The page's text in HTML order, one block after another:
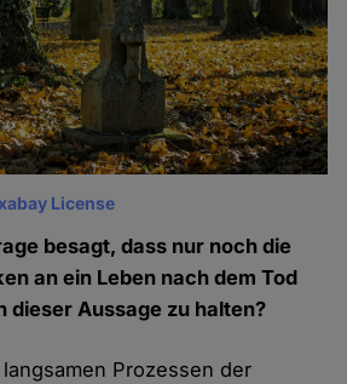
License
besagt, dass nur noch die
an ein Leben nach dem Tod
dieser Aussage zu halten?
Prozessen der